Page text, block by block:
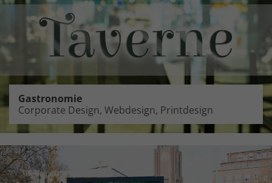
Gastronomie
Corporate Design, Webdesign, Printdesign